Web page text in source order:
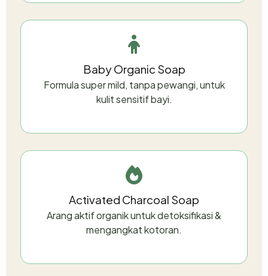
Baby Organic Soap
Formula super mild, tanpa pewangi, untuk
kulit sensitif bayi.
Activated Charcoal Soap
Arang aktif organik untuk detoksifikasi &
mengangkat kotoran.